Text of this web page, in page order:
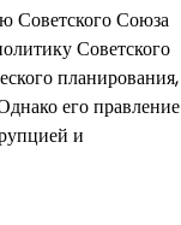
Советского Союза
Советского
планирования,
его правление
и